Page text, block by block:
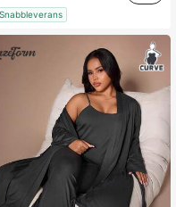
Snabbleverans